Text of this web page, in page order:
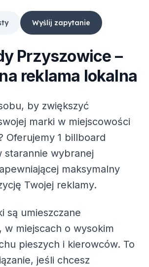
Wyślij zapytanie
Przyszowice –
reklama lokalna
by zwiększyć
marki w miejscowości
Oferujemy 1 billboard
starannie wybranej
maksymalny
Twojej reklamy.
są umieszczane
w miejscach o wysokim
pieszych i kierowców. To
jeśli chcesz